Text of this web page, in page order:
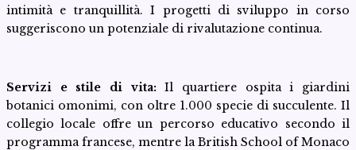
intimità e tranquillità. I progetti di sviluppo in corso
suggeriscono un potenziale di rivalutazione continua.
Servizi e stile di vita:Il quartiere ospita i giardini
botanici omonimi, con oltre 1.000 specie di succulente. Il
collegio locale offre un percorso educativo secondo il
programma francese, mentre la British School of Monaco